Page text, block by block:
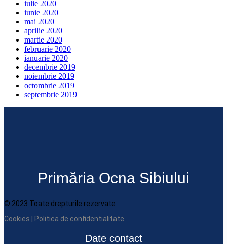
iulie 2020
iunie 2020
mai 2020
aprilie 2020
martie 2020
februarie 2020
ianuarie 2020
decembrie 2019
noiembrie 2019
octombrie 2019
septembrie 2019
Primăria Ocna Sibiului
© 2023 Toate drepturile rezervate
Cookies
Politica de confidentialitate
Date contact